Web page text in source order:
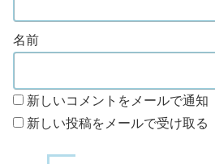
名前
新しいコメントをメールで通知
新しい投稿をメールで受け取る